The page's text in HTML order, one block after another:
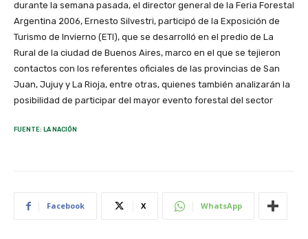
durante la semana pasada, el director general de la Feria Forestal
Argentina 2006, Ernesto Silvestri, participó de la Exposición de
Turismo de Invierno (ETI), que se desarrolló en el predio de La
Rural de la ciudad de Buenos Aires, marco en el que se tejieron
contactos con los referentes oficiales de las provincias de San
Juan, Jujuy y La Rioja, entre otras, quienes también analizarán la
posibilidad de participar del mayor evento forestal del sector
FUENTE: LA NACIÓN
Facebook X WhatsApp